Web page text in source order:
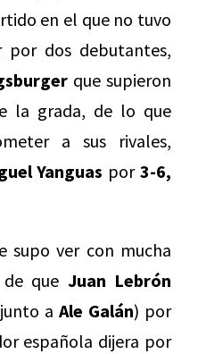
en el que no tuvo
por dos debutantes,
que supieron
la grada, de lo que
a sus rivales,
Yanguas por3-6,
supo ver con mucha
que Juan Lebrón
a Ale Galán) por
española dijera por